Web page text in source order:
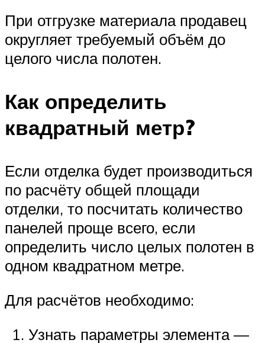
При отгрузке материала продавец
округляет требуемый объём до
целого числа полотен.
Как определить
квадратный метр?
Если отделка будет производиться
по расчёту общей площади
отделки, то посчитать количество
панелей проще всего, если
определить число целых полотен в
одном квадратном метре.
Для расчётов необходимо:
Узнать параметры элемента —